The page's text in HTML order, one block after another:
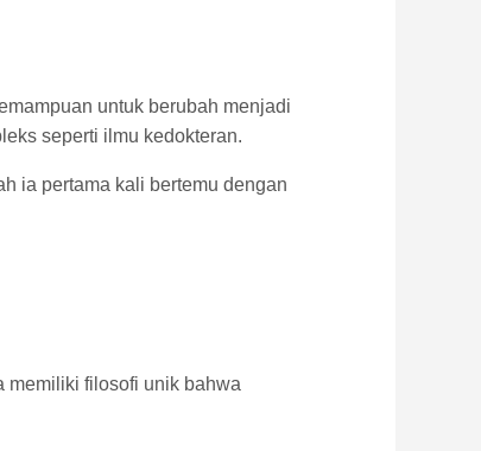
untuk berubah menjadi
seperti ilmu kedokteran.
ia pertama kali bertemu dengan
memiliki filosofi unik bahwa